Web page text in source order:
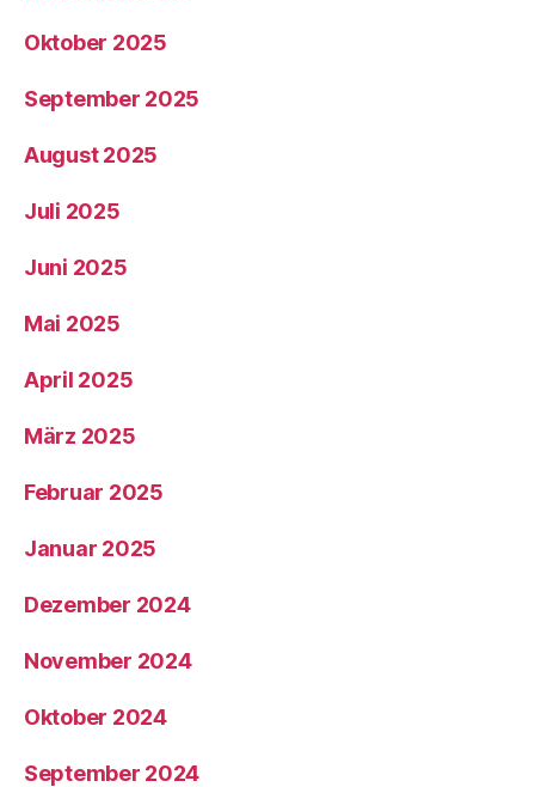
Oktober 2025
September 2025
August 2025
Juli 2025
Juni 2025
Mai 2025
April 2025
März 2025
Februar 2025
Januar 2025
Dezember 2024
November 2024
Oktober 2024
September 2024